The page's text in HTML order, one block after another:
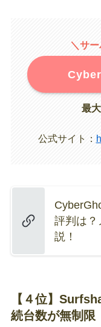
＼サ
最
公式サイト：
評判は？
説！
【４位】
続台数が無制限